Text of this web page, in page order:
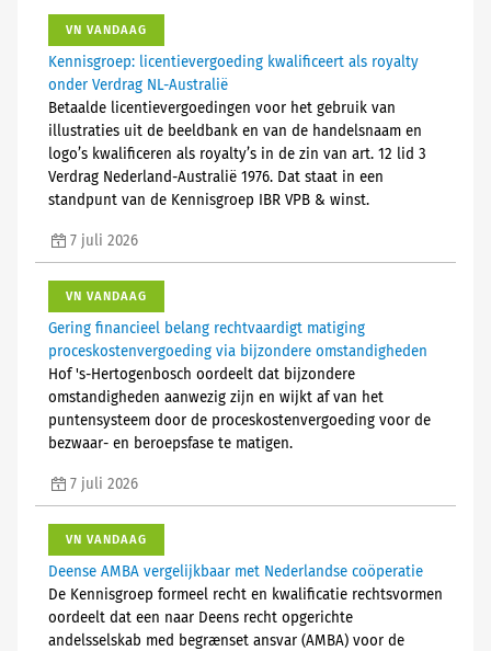
VN VANDAAG
Kennisgroep: licentievergoeding kwalificeert als royalty
onder Verdrag NL-Australië
Betaalde licentievergoedingen voor het gebruik van
illustraties uit de beeldbank en van de handelsnaam en
logo’s kwalificeren als royalty’s in de zin van art. 12 lid 3
Verdrag Nederland-Australië 1976. Dat staat in een
standpunt van de Kennisgroep IBR VPB & winst.
7 juli 2026
VN VANDAAG
Gering financieel belang rechtvaardigt matiging
proceskostenvergoeding via bijzondere omstandigheden
Hof 's-Hertogenbosch oordeelt dat bijzondere
omstandigheden aanwezig zijn en wijkt af van het
puntensysteem door de proceskostenvergoeding voor de
bezwaar- en beroepsfase te matigen.
7 juli 2026
VN VANDAAG
Deense AMBA vergelijkbaar met Nederlandse coöperatie
De Kennisgroep formeel recht en kwalificatie rechtsvormen
oordeelt dat een naar Deens recht opgerichte
andelsselskab med begrænset ansvar (AMBA) voor de